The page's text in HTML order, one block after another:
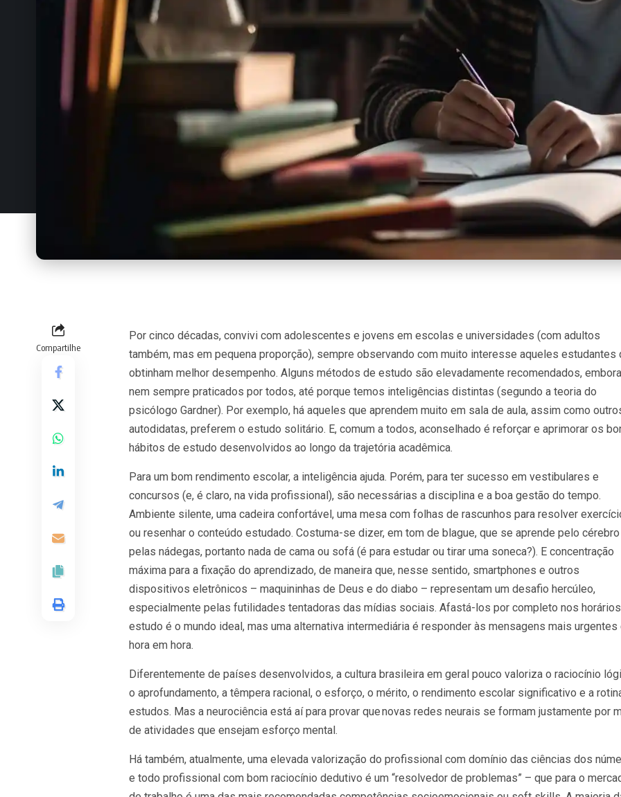
Compartilhe
Por cinco décadas, convivi com adolescentes e jovens em escolas e universidades (com adultos
também, mas em pequena proporção), sempre observando com muito interesse aqueles estudantes
obtinham melhor desempenho. Alguns métodos de estudo são elevadamente recomendados, embora
nem sempre praticados por todos, até porque temos inteligências distintas (segundo a teoria do
psicólogo Gardner). Por exemplo, há aqueles que aprendem muito em sala de aula, assim como
autodidatas, preferem o estudo solitário. E, comum a todos, aconselhado é reforçar e aprimorar os
hábitos de estudo desenvolvidos ao longo da trajetória acadêmica.
Para um bom rendimento escolar, a inteligência ajuda. Porém, para ter sucesso em vestibulares e
concursos (e, é claro, na vida profissional), são necessárias a disciplina e a boa gestão do tempo.
Ambiente silente, uma cadeira confortável, uma mesa com folhas de rascunhos para resolver
ou resenhar o conteúdo estudado. Costuma-se dizer, em tom de blague, que se aprende pelo
pelas nádegas, portanto nada de cama ou sofá (é para estudar ou tirar uma soneca?). E concentração
máxima para a fixação do aprendizado, de maneira que, nesse sentido, smartphones e outros
dispositivos eletrônicos – maquininhas de Deus e do diabo – representam um desafio hercúleo,
especialmente pelas futilidades tentadoras das mídias sociais. Afastá-los por completo nos
estudo é o mundo ideal, mas uma alternativa intermediária é responder às mensagens mais urgentes
hora em hora.
Diferentemente de países desenvolvidos, a cultura brasileira em geral pouco valoriza o raciocínio
o aprofundamento, a têmpera racional, o esforço, o mérito, o rendimento escolar significativo e a
estudos. Mas a neurociência está aí para provar que novas redes neurais se formam justamente por
de atividades que ensejam esforço mental.
Há também, atualmente, uma elevada valorização do profissional com domínio das ciências dos
e todo profissional com bom raciocínio dedutivo é um “resolvedor de problemas” – que para o